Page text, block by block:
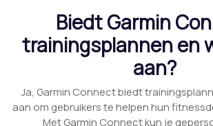
Biedt Garmin
trainingsplannen en
aan?
Ja, Garmin Connect biedt
aan om gebruikers te helpen hun
Met Garmin Connect kun je